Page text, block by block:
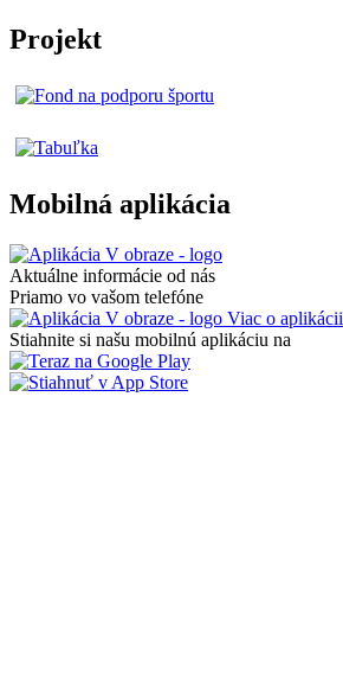
Projekt
Mobilná aplikácia
Aktuálne informácie od nás
Priamo vo vašom telefóne
Viac o aplikácii
Stiahnite si našu mobilnú aplikáciu na